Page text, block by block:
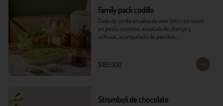
Family pack codillo
Codo de cerdo en salsa de vino tinto con risoni
en pesto cremoso, ensalada de cherrys y
uchuvas, acompañado de pancitos.​​
- Risoni (Cantidad ideal para 4 personas)​
- Pancitos​
$189.900
Stromboli de chocolate